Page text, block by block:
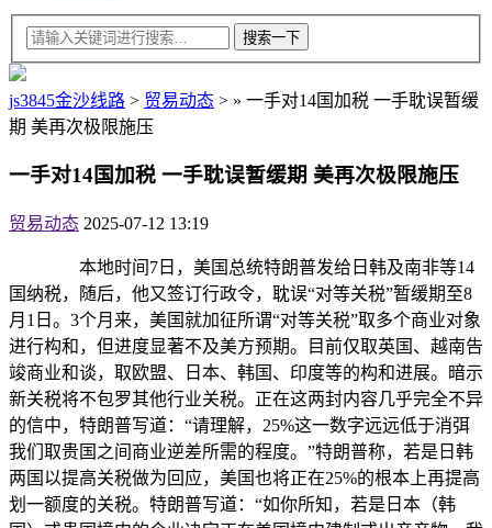
js3845金沙线路 > 贸易动态 > » 一手对14国加税 一手耽误暂缓
期 美再次极限施压
一手对14国加税 一手耽误暂缓期 美再次极限施压
贸易动态 2025-07-12 13:19
本地时间7日，美国总统特朗普发给日韩及南非等14
国纳税，随后，他又签订行政令，耽误“对等关税”暂缓期至8
月1日。3个月来，美国就加征所谓“对等关税”取多个商业对象
进行构和，但进度显著不及美方预期。目前仅取英国、越南告
竣商业和谈，取欧盟、日本、韩国、印度等的构和进展。暗示
新关税将不包罗其他行业关税。正在这两封内容几乎完全不异
的信中，特朗普写道：“请理解，25%这一数字远远低于消弭
我们取贵国之间商业逆差所需的程度。”特朗普称，若是日韩
两国以提高关税做为回应，美国也将正在25%的根本上再提高
划一额度的关税。特朗普写道：“如你所知，若是日本（韩